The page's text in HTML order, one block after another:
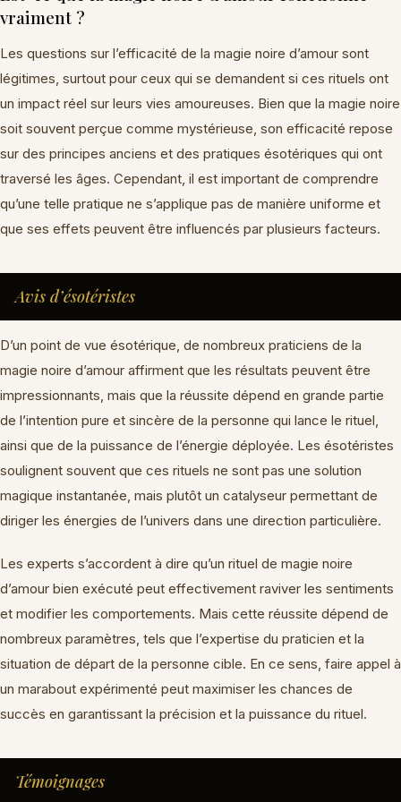
vraiment ?
Les questions sur l’efficacité de la magie noire d’amour sont
légitimes, surtout pour ceux qui se demandent si ces rituels ont
un impact réel sur leurs vies amoureuses. Bien que la magie noire
soit souvent perçue comme mystérieuse, son efficacité repose
sur des principes anciens et des pratiques ésotériques qui ont
traversé les âges. Cependant, il est important de comprendre
qu’une telle pratique ne s’applique pas de manière uniforme et
que ses effets peuvent être influencés par plusieurs facteurs.
Avis d’ésotéristes
D’un point de vue ésotérique, de nombreux praticiens de la
magie noire d’amour affirment que les résultats peuvent être
impressionnants, mais que la réussite dépend en grande partie
de l’intention pure et sincère de la personne qui lance le rituel,
ainsi que de la puissance de l’énergie déployée. Les ésotéristes
soulignent souvent que ces rituels ne sont pas une solution
magique instantanée, mais plutôt un catalyseur permettant de
diriger les énergies de l’univers dans une direction particulière.
Les experts s’accordent à dire qu’un rituel de magie noire
d’amour bien exécuté peut effectivement raviver les sentiments
et modifier les comportements. Mais cette réussite dépend de
nombreux paramètres, tels que l’expertise du praticien et la
situation de départ de la personne cible. En ce sens, faire appel à
un marabout expérimenté peut maximiser les chances de
succès en garantissant la précision et la puissance du rituel.
Témoignages